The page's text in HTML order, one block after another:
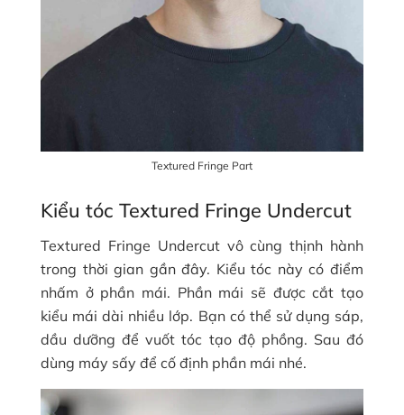
Textured Fringe Part
Kiểu tóc Textured Fringe Undercut
Textured Fringe Undercut vô cùng thịnh hành
trong thời gian gần đây. Kiểu tóc này có điểm
nhấm ở phần mái. Phần mái sẽ được cắt tạo
kiểu mái dài nhiều lớp. Bạn có thể sử dụng sáp,
dầu dưỡng để vuốt tóc tạo độ phồng. Sau đó
dùng máy sấy để cố định phần mái nhé.